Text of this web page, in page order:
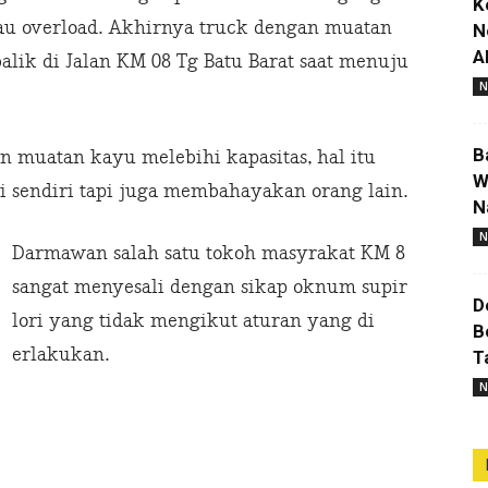
overload. Akhirnya truck dengan muatan
di Jalan KM 08 Tg Batu Barat saat menuju
muatan kayu melebihi kapasitas, hal itu
tapi juga membahayakan orang lain.
Darmawan salah satu tokoh masyrakat KM 8
sangat menyesali dengan sikap oknum supir
lori yang tidak mengikut aturan yang di
erlakukan.